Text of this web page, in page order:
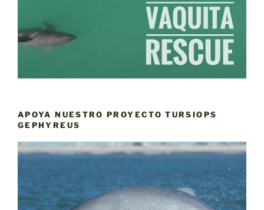
APOYA NUESTRO PROYECTO TURSIOPS
GEPHYREUS